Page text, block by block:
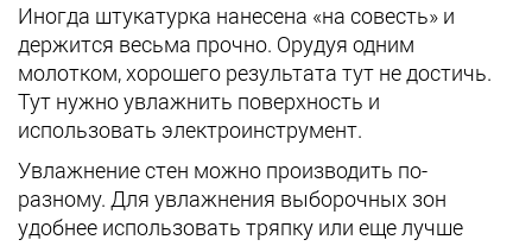
Иногда штукатурка нанесена «на совесть» и
держится весьма прочно. Орудуя одним
молотком, хорошего результата тут не достичь.
Тут нужно увлажнить поверхность и
использовать электроинструмент.
Увлажнение стен можно производить по-
разному. Для увлажнения выборочных зон
удобнее использовать тряпку или еще лучше